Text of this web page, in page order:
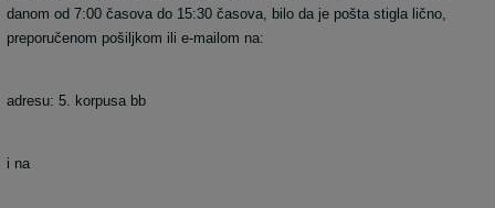
danom od 7:00 časova do 15:30 časova, bilo da je pošta stigla lično,
preporučenom pošiljkom ili e-mailom na:
adresu: 5. korpusa bb
i na